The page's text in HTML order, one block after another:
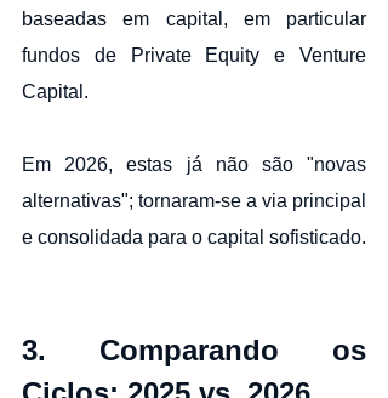
baseadas em capital, em particular
fundos de Private Equity e Venture
Capital.
Em 2026, estas já não são "novas
alternativas"; tornaram-se a via principal
e consolidada para o capital sofisticado.
3. Comparando os